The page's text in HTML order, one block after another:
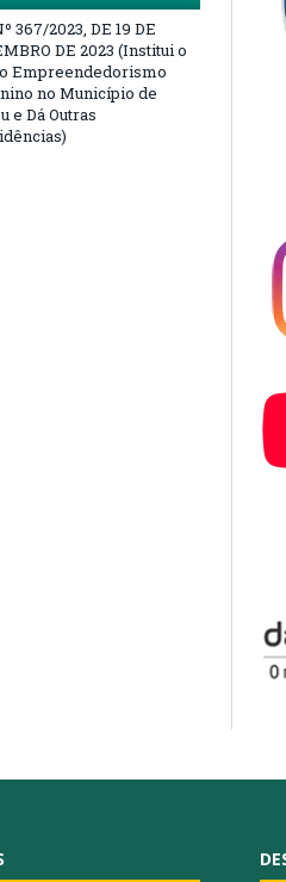
367/2023, DE 19 DE
DE 2023 (Institui o
Empreendedorismo
no Município de
e Dá Outras